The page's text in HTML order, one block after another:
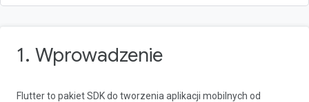
1. Wprowadzenie
Flutter to pakiet SDK do tworzenia aplikacji mobilnych od